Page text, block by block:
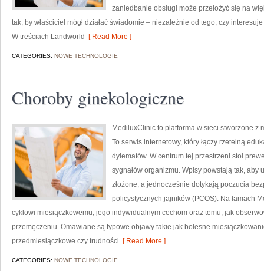
zaniedbanie obsługi może przełożyć się na
tak, by właściciel mógł działać świadomie – niezależnie od tego, czy
W treściach Landworld
[ Read More ]
CATEGORIES: NOWE TECHNOLOGIE
Choroby ginekologiczne
MediluxClinic to platforma w sieci stworzone z
To serwis internetowy, który łączy rzetelną
dylematów. W centrum tej przestrzeni stoi
sygnałów organizmu. Wpisy powstają tak, aby
złożone, a jednocześnie dotykają poczucia
policystycznych jajników (PCOS). Na łamach
cyklowi miesiączkowemu, jego indywidualnym cechom oraz temu, jak
przemęczeniu. Omawiane są typowe objawy takie jak bolesne
przedmiesiączkowe czy trudności [ Read More ]
CATEGORIES: NOWE TECHNOLOGIE